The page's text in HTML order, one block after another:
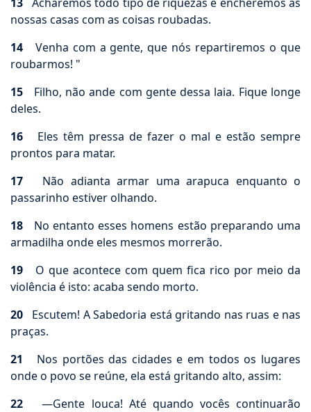
nossas casas com as coisas roubadas.
14 Venha com a gente, que nós repartiremos o que
roubarmos! "
15 Filho, não ande com gente dessa laia. Fique longe
deles.
16 Eles têm pressa de fazer o mal e estão sempre
prontos para matar.
17 Não adianta armar uma arapuca enquanto o
passarinho estiver olhando.
18 No entanto esses homens estão preparando uma
armadilha onde eles mesmos morrerão.
19 O que acontece com quem fica rico por meio da
violência é isto: acaba sendo morto.
20 Escutem! A Sabedoria está gritando nas ruas e nas
praças.
21 Nos portões das cidades e em todos os lugares
onde o povo se reúne, ela está gritando alto, assim:
22 —Gente louca! Até quando vocês continuarão